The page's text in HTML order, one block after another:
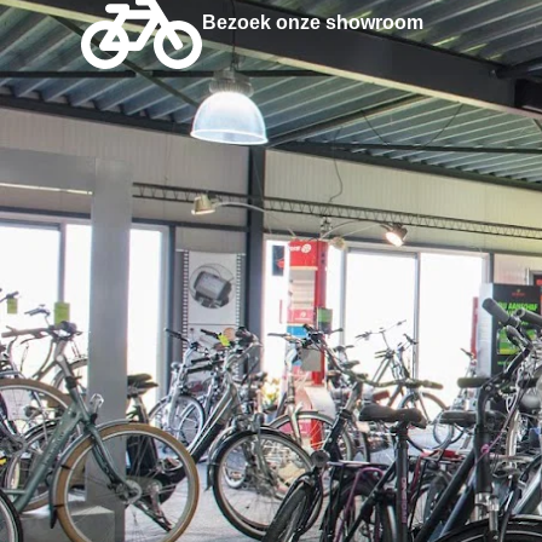
Bezoek onze showroom